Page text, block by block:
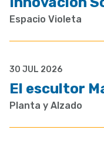
Espacio Violeta
30 JUL 2026
El escultor
Planta y Alzado